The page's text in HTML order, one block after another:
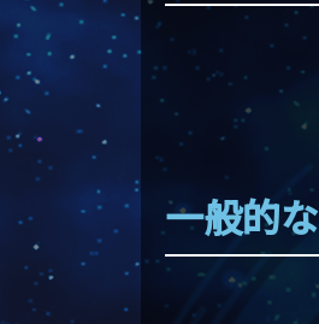
一般的